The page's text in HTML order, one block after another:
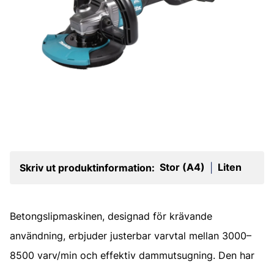
Skriv ut produktinformation: Stor (A4) Liten
Betongslipmaskinen, designad för krävande
användning, erbjuder justerbar varvtal mellan 3000–
8500 varv/min och effektiv dammutsugning. Den har